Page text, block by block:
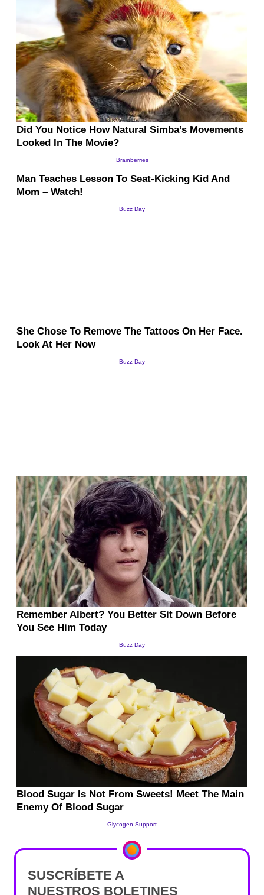
SUSCRÍBETE A
NUESTROS BOLETINES